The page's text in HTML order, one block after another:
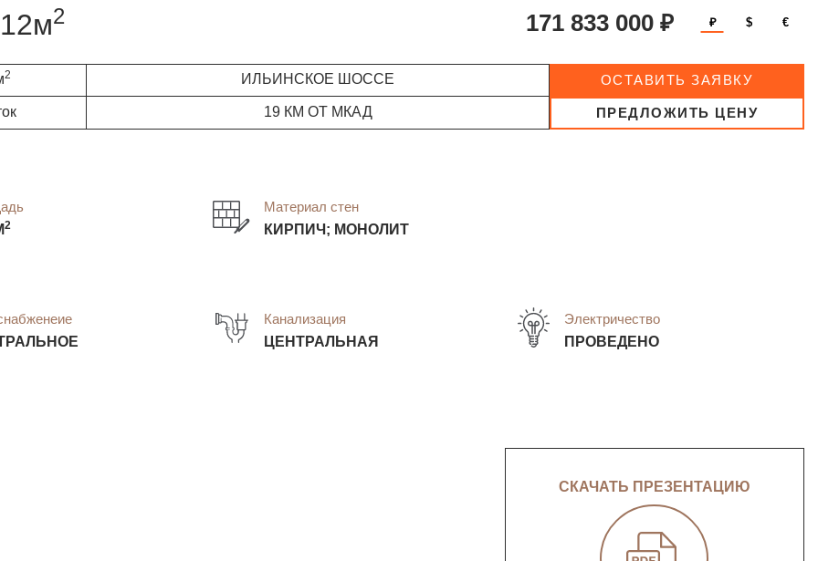
2 171 833 000 ₽ ₽ $ €
2
ИЛЬИНСКОЕ ШОССЕ
19 КМ ОТ МКАД
ОСТАВИТЬ ЗАЯВКУ
ПРЕДЛОЖИТЬ ЦЕНУ
2
Материал стен
КИРПИЧ; МОНОЛИТ
Канализация
ЦЕНТРАЛЬНАЯ
Электричество
ПРОВЕДЕНО
СКАЧАТЬ ПРЕЗЕНТАЦИЮ